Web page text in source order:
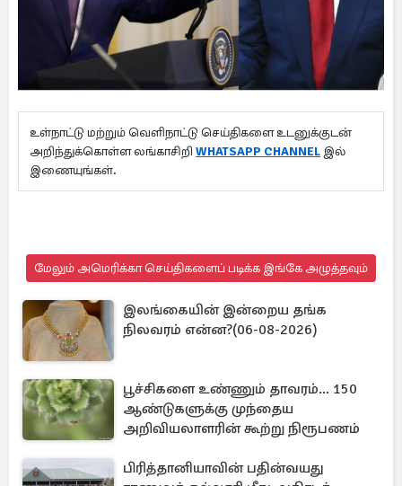
உள்நாட்டு மற்றும் வெளிநாட்டு செய்திகளை உடனுக்குடன்
அறிந்துக்கொள்ள லங்காசிறி WHATSAPP CHANNEL இல்
இணையுங்கள்.
மேலும் அமெரிக்கா செய்திகளைப் படிக்க இங்கே அழுத்தவும்
இலங்கையின் இன்றைய தங்க
நிலவரம் என்ன?(06-08-2026)
பூச்சிகளை உண்ணும் தாவரம்... 150
ஆண்டுகளுக்கு முந்தைய
அறிவியலாளரின் கூற்று நிரூபணம்
பிரித்தானியாவின் பதின்வயது